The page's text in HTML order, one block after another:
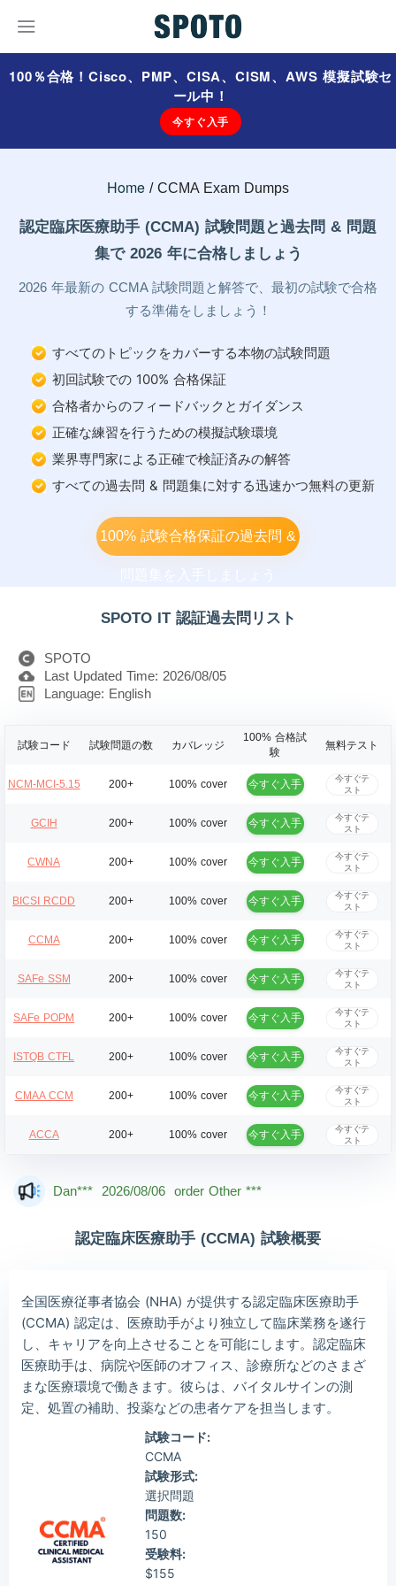
100％合格！Cisco、PMP、CISA、CISM、AWS 模擬試験セ
ール中！
今すぐ入手
Home CCMA Exam Dumps
認定臨床医療助手 (CCMA) 試験問題と過去問 & 問題
集で 2026 年に合格しましょう
2026 年最新の CCMA 試験問題と解答で、最初の試験で合格
する準備をしましょう！
すべてのトピックをカバーする本物の試験問題
初回試験での 100% 合格保証
合格者からのフィードバックとガイダンス
正確な練習を行うための模擬試験環境
業界専門家による正確で検証済みの解答
すべての過去問 & 問題集に対する迅速かつ無料の更新
100% 試験合格保証の過去問 &
SPOTO IT 認証過去問リスト
SPOTO
Last Updated Time: 2026/08/05
Language: English
試験コード 試験問題の数 カバレッジ
100% 合格試
験
無料テスト
NCM-MCI-5.15 200+ 100% cover 今すぐ入手 今すぐテ
スト
GCIH 200+ 100% cover 今すぐ入手 今すぐテ
スト
CWNA 200+ 100% cover 今すぐ入手 今すぐテ
スト
BICSI RCDD 200+ 100% cover 今すぐ入手
今すぐテ
スト
CCMA 200+ 100% cover 今すぐ入手
今すぐテ
スト
SAFe SSM 200+ 100% cover 今すぐ入手
今すぐテ
スト
SAFe POPM 200+ 100% cover 今すぐ入手
今すぐテ
スト
ISTQB CTFL 200+ 100% cover 今すぐ入手
今すぐテ
スト
CMAA CCM 200+ 100% cover 今すぐ入手
今すぐテ
スト
ACCA 200+ 100% cover 今すぐ入手
今すぐテ
スト
Dan*** 2026/08/06 order Other ***
Lia*** 2026/08/06 order Other ***
Wil*** 2026/08/06 order Other ***
Luc*** 2026/08/06 order Other ***
認定臨床医療助手 (CCMA) 試験概要
全国医療従事者協会 (NHA) が提供する認定臨床医療助手
(CCMA) 認定は、医療助手がより独立して臨床業務を遂行
し、キャリアを向上させることを可能にします。認定臨床
医療助手は、病院や医師のオフィス、診療所などのさまざ
まな医療環境で働きます。彼らは、バイタルサインの測
定、処置の補助、投薬などの患者ケアを担当します。
試験コード:
CCMA
試験形式:
選択問題
問題数:
150
受験料:
$155